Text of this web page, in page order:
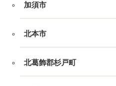
加須市
北本市
北葛飾郡杉戸町